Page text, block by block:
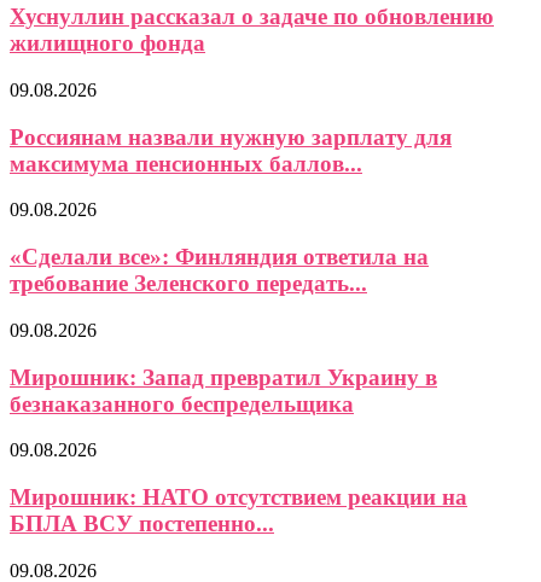
Хуснуллин рассказал о задаче по обновлению
жилищного фонда
09.08.2026
Россиянам назвали нужную зарплату для
максимума пенсионных баллов...
09.08.2026
«Сделали все»: Финляндия ответила на
требование Зеленского передать...
09.08.2026
Мирошник: Запад превратил Украину в
безнаказанного беспредельщика
09.08.2026
Мирошник: НАТО отсутствием реакции на
БПЛА ВСУ постепенно...
09.08.2026